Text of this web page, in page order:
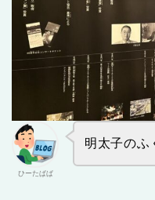
ひーたぱぱ
明太子のふ